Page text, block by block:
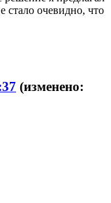
стало очевидно, что
(изменено: